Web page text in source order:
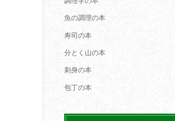
魚の調理の本
寿司の本
分とく山の本
刺身の本
包丁の本